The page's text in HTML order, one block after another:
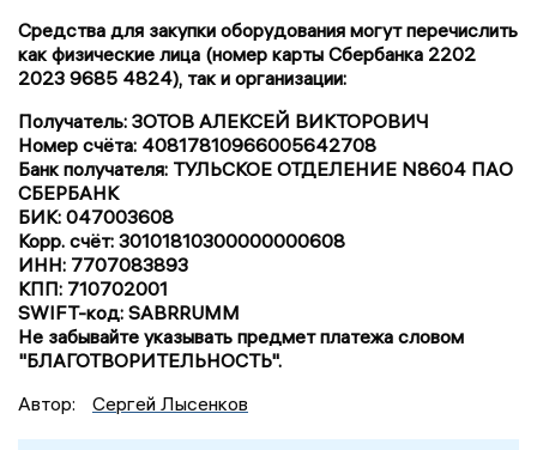
Средства для закупки оборудования могут перечислить
как физические лица (номер карты Сбербанка 2202
2023 9685 4824), так и организации:
Получатель: ЗОТОВ АЛЕКСЕЙ ВИКТОРОВИЧ
Номер счёта: 40817810966005642708
Банк получателя: ТУЛЬСКОЕ ОТДЕЛЕНИЕ N8604 ПАО
СБЕРБАНК
БИК: 047003608
Корр. счёт: 30101810300000000608
ИНН: 7707083893
КПП: 710702001
SWIFT-код: SABRRUMM
Не забывайте указывать предмет платежа словом
"БЛАГОТВОРИТЕЛЬНОСТЬ".
Автор:
Сергей Лысенков